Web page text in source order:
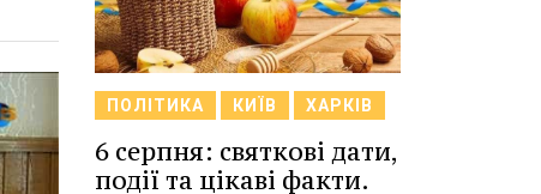
ПОЛІТИКА КИЇВ ХАРКІВ
6 серпня: святкові дати,
події та цікаві факти.